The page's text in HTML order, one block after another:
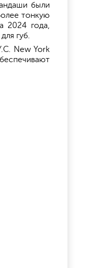
были
тонкую
2024 года,
губ.
New York